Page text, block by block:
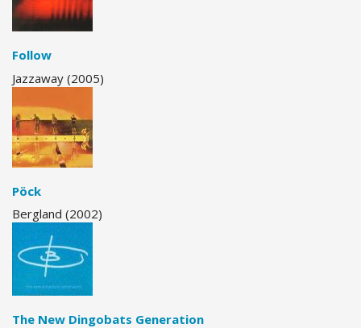
Follow
Jazzaway (2005)
Pöck
Bergland (2002)
The New Dingobats Generation